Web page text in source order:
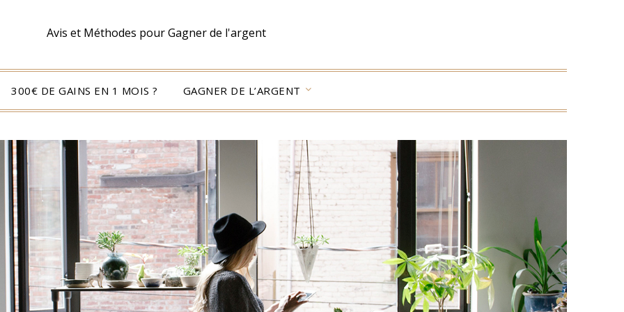
Avis et Méthodes pour Gagner de l'argent
300€ DE GAINS EN 1 MOIS ? GAGNER DE L’ARGENT